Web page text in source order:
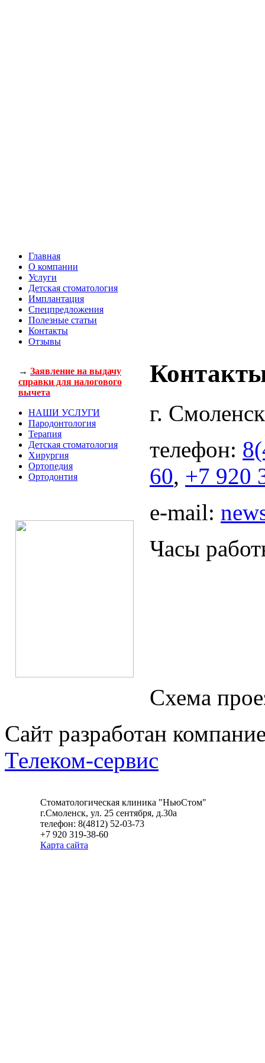
Главная
О компании
Услуги
Детская стоматология
Имплантация
Спецпредложения
Полезные статьи
Контакты
Отзывы
→ Заявление на выдачу
справки для налогового
вычета
НАШИ УСЛУГИ
Пародонтология
Терапия
Детская стоматология
Хирургия
Ортопедия
Ортодонтия
г.
телефон:
60, +7 920
e-mail:
Часы
Схема
Сайт разработан
Телеком-сервис
Стоматологическая клиника "НьюСтом"
г.Смоленск, ул. 25 сентября, д.30а
телефон: 8(4812) 52-03-73
+7 920 319-38-60
Карта сайта